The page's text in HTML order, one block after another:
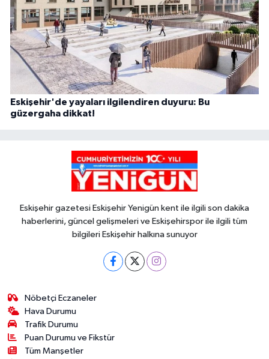
Eskişehir'de yayaları ilgilendiren duyuru: Bu
güzergaha dikkat!
Eskişehir gazetesi Eskişehir Yenigün kent ile ilgili son dakika
haberlerini, güncel gelişmeleri ve Eskişehirspor ile ilgili tüm
bilgileri Eskişehir halkına sunuyor
Nöbetçi Eczaneler
Hava Durumu
Trafik Durumu
Puan Durumu ve Fikstür
Tüm Manşetler